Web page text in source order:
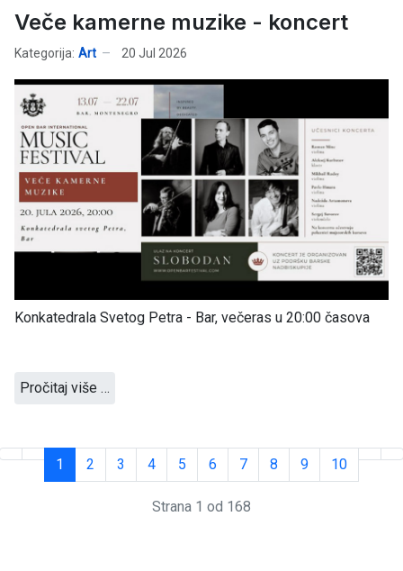
Veče kamerne muzike - koncert
Kategorija: Art 20 Jul 2026
Konkatedrala Svetog Petra - Bar, večeras u 20:00 časova
Pročitaj više …
1 2 3 4 5 6 7 8 9 10
Strana 1 od 168